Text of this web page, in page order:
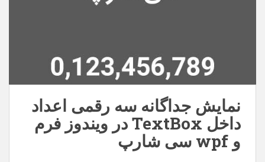
نمایش جداگانه سه رقمی اعداد
داخل TextBox در ویندوز فرم
و wpf سی شارپ